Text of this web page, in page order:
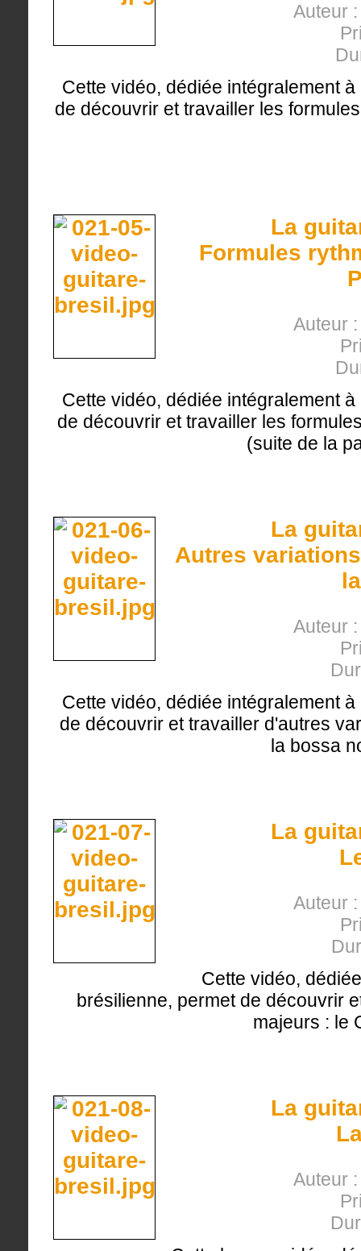
Auteur
Cette vidéo, dédiée intégralement
de découvrir et travailler les
La
Formules
Auteur
Cette vidéo, dédiée intégralement
de découvrir et travailler les
(suite de la
La
Autres
Auteur
Cette vidéo, dédiée intégralement
de découvrir et travailler d'autres
la bossa
La
Auteur
Cette vidéo,
brésilienne, permet de découvrir
majeurs : le
La
Auteur